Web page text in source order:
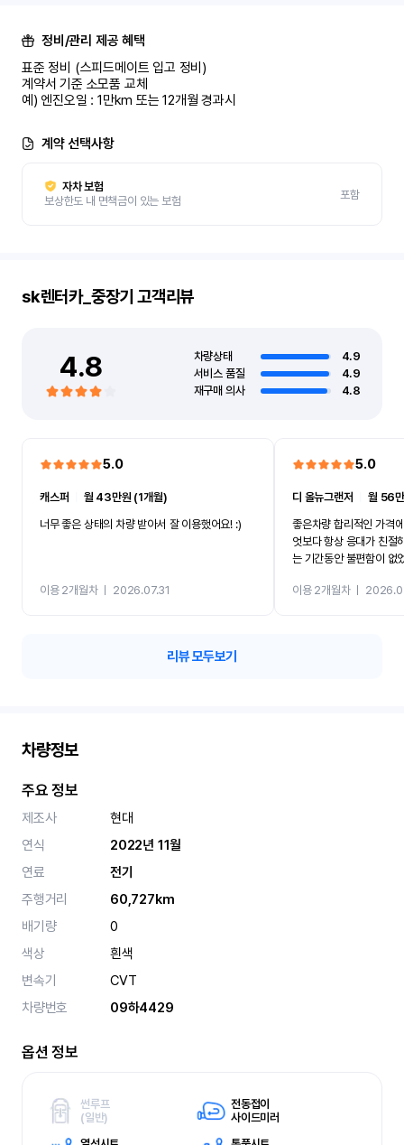
정비/관리 제공 혜택
표준 정비 (스피드메이트 입고 정비)
계약서 기준 소모품 교체
예) 엔진오일 : 1만km 또는 12개월 경과시
계약 선택사항
자차 보험
보상한도 내 면책금이 있는 보험
포함
sk렌터카_중장기 고객리뷰
4.8 차량상태
4.9
서비스 품질
4.9
재구매 의사
4.8
5.0
캐스퍼
월 43만원 (1개월)
너무 좋은 상태의 차량 받아서 잘 이용했어요! :)
이용 2개월차ㅣ 2026.07.31
5.0
디 올뉴그랜저 ㅣ월 56
좋은차량 합리적인 가격
엇보다 항상 응대가 친절
는 기간동안 불편함이 없
카 렌트 고민없이 강추합
이용 2개월차ㅣ
리뷰 모두보기
차량정보
주요 정보
제조사
현대
연식
2022년 11월
연료
전기
주행거리
60,727km
배기량
0
색상
흰색
변속기
CVT
차량번호
09하4429
옵션 정보
썬루프
(일반)
전동접이
사이드미러